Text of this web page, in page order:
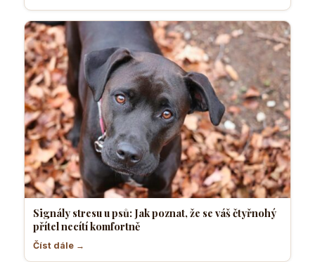
Signály stresu u psů: Jak poznat, že se váš čtyřnohý
přítel necítí komfortně
Číst dále →